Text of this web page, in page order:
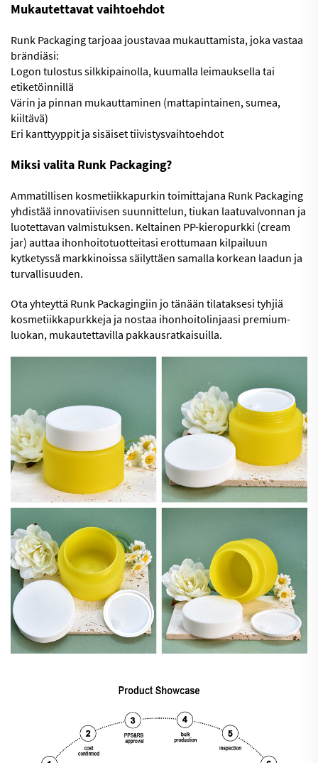
Mukautettavat vaihtoehdot
Runk Packaging tarjoaa joustavaa mukauttamista, joka vastaa
brändiäsi:
Logon tulostus silkkipainolla, kuumalla leimauksella tai
etiketöinnillä
Värin ja pinnan mukauttaminen (mattapintainen, sumea,
kiiltävä)
Eri kanttyyppit ja sisäiset tiivistysvaihtoehdot
Miksi valita Runk Packaging?
Ammatillisen kosmetiikkapurkin toimittajana Runk Packaging
yhdistää innovatiivisen suunnittelun, tiukan laatuvalvonnan ja
luotettavan valmistuksen. Keltainen PP-kieropurkki (cream
jar) auttaa ihonhoitotuotteitasi erottumaan kilpailuun
kytketyssä markkinoissa säilyttäen samalla korkean laadun ja
turvallisuuden.
Ota yhteyttä Runk Packagingiin jo tänään tilataksesi tyhjiä
kosmetiikkapurkkeja ja nostaa ihonhoitolinjaasi premium-
luokan, mukautettavilla pakkausratkaisuilla.